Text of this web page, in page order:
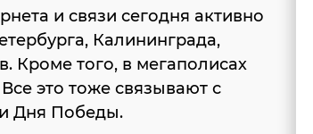
и связи сегодня активно
Калининграда,
Кроме того, в мегаполисах
Все это тоже связывают с
Дня Победы.